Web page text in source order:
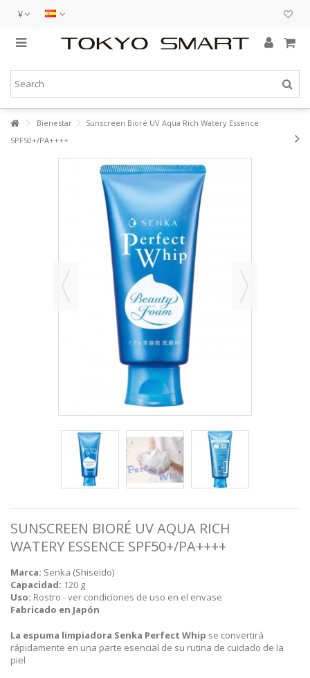
¥
Bienestar
Sunscreen Bioré UV Aqua Rich Watery Essence
SPF50+/PA++++
SUNSCREEN BIORÉ UV AQUA RICH
WATERY ESSENCE SPF50+/PA++++
Marca: Senka (Shiseido)
Capacidad: 120 g
Uso: Rostro - ver condiciones de uso en el envase
Fabricado en Japón
La espuma limpiadora Senka Perfect Whip se convertirá
rápidamente en una parte esencial de su rutina de cuidado de la
piel